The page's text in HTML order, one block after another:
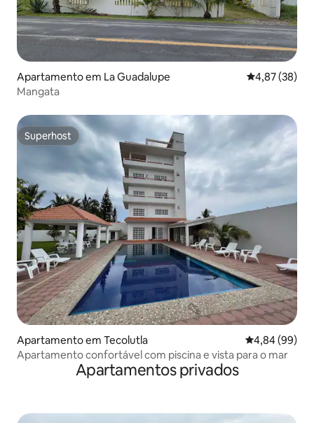
Apartamento em La Guadalupe Classificação
4,87 (38)
Mangata
Superhost
Superhost
Apartamento em Tecolutla Classificação
4,84 (99)
Apartamento confortável com piscina e vista para o mar
Apartamentos privados